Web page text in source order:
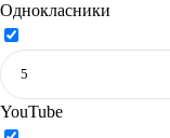
Однокласники
YouTube